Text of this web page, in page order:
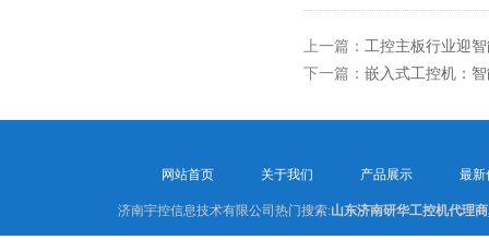
上一篇： 工控主板行业迎
下一篇： 嵌入式工控机：
网站首页 关于我们 产品展示 最新
济南宇控信息技术有限公司热门搜索:山东济南研华工控机代理